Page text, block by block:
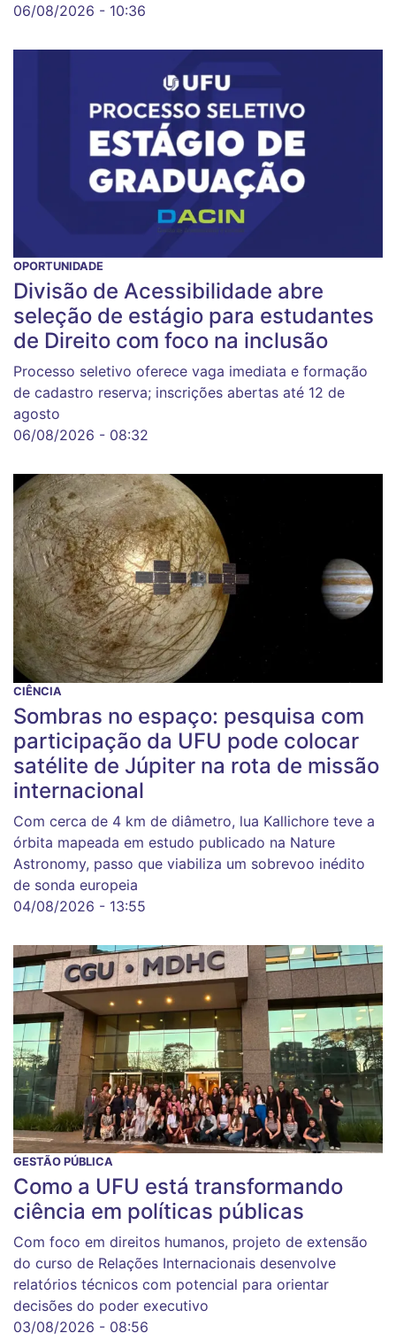
06/08/2026 - 10:36
OPORTUNIDADE
Divisão de Acessibilidade abre
seleção de estágio para estudantes
de Direito com foco na inclusão
Processo seletivo oferece vaga imediata e formação
de cadastro reserva; inscrições abertas até 12 de
agosto
06/08/2026 - 08:32
CIÊNCIA
Sombras no espaço: pesquisa com
participação da UFU pode colocar
satélite de Júpiter na rota de missão
internacional
Com cerca de 4 km de diâmetro, lua Kallichore teve a
órbita mapeada em estudo publicado na Nature
Astronomy, passo que viabiliza um sobrevoo inédito
de sonda europeia
04/08/2026 - 13:55
GESTÃO PÚBLICA
Como a UFU está transformando
ciência em políticas públicas
Com foco em direitos humanos, projeto de extensão
do curso de Relações Internacionais desenvolve
relatórios técnicos com potencial para orientar
decisões do poder executivo
03/08/2026 - 08:56